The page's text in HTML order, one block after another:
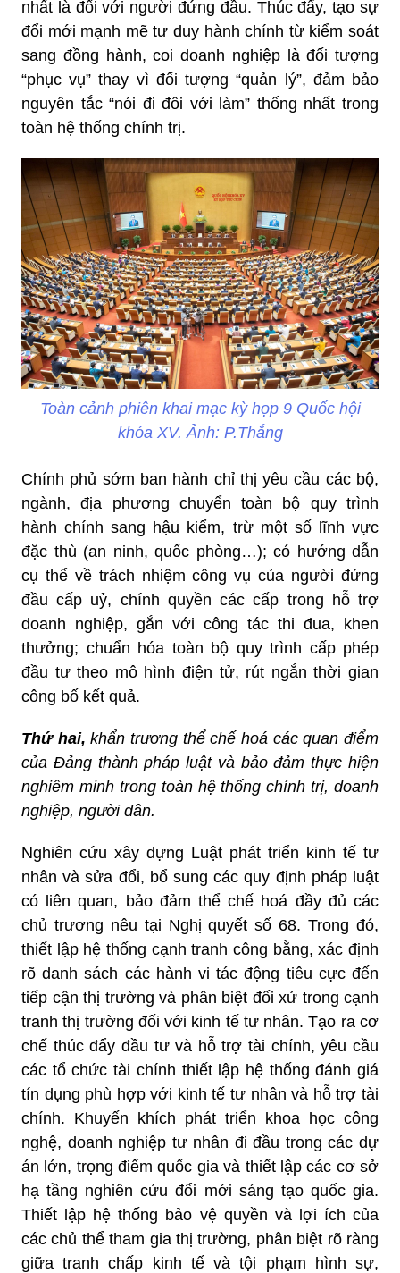
nhất là đối với người đứng đầu. Thúc đẩy, tạo sự
đổi mới mạnh mẽ tư duy hành chính từ kiểm soát
sang đồng hành, coi doanh nghiệp là đối tượng
“phục vụ” thay vì đối tượng “quản lý”, đảm bảo
nguyên tắc “nói đi đôi với làm” thống nhất trong
toàn hệ thống chính trị.
Toàn cảnh phiên khai mạc kỳ họp 9 Quốc hội
khóa XV. Ảnh: P.Thắng
Chính phủ sớm ban hành chỉ thị yêu cầu các bộ,
ngành, địa phương chuyển toàn bộ quy trình
hành chính sang hậu kiểm, trừ một số lĩnh vực
đặc thù (an ninh, quốc phòng…); có hướng dẫn
cụ thể về trách nhiệm công vụ của người đứng
đầu cấp uỷ, chính quyền các cấp trong hỗ trợ
doanh nghiệp, gắn với công tác thi đua, khen
thưởng; chuẩn hóa toàn bộ quy trình cấp phép
đầu tư theo mô hình điện tử, rút ngắn thời gian
công bố kết quả.
Thứ hai, khẩn trương thể chế hoá các quan điểm
của Đảng thành pháp luật và bảo đảm thực hiện
nghiêm minh trong toàn hệ thống chính trị, doanh
nghiệp, người dân.
Nghiên cứu xây dựng Luật phát triển kinh tế tư
nhân và sửa đổi, bổ sung các quy định pháp luật
có liên quan, bảo đảm thể chế hoá đầy đủ các
chủ trương nêu tại Nghị quyết số 68. Trong đó,
thiết lập hệ thống cạnh tranh công bằng, xác định
rõ danh sách các hành vi tác động tiêu cực đến
tiếp cận thị trường và phân biệt đối xử trong cạnh
tranh thị trường đối với kinh tế tư nhân. Tạo ra cơ
chế thúc đẩy đầu tư và hỗ trợ tài chính, yêu cầu
các tổ chức tài chính thiết lập hệ thống đánh giá
tín dụng phù hợp với kinh tế tư nhân và hỗ trợ tài
chính. Khuyến khích phát triển khoa học công
nghệ, doanh nghiệp tư nhân đi đầu trong các dự
án lớn, trọng điểm quốc gia và thiết lập các cơ sở
hạ tầng nghiên cứu đổi mới sáng tạo quốc gia.
Thiết lập hệ thống bảo vệ quyền và lợi ích của
các chủ thể tham gia thị trường, phân biệt rõ ràng
giữa tranh chấp kinh tế và tội phạm hình sự,